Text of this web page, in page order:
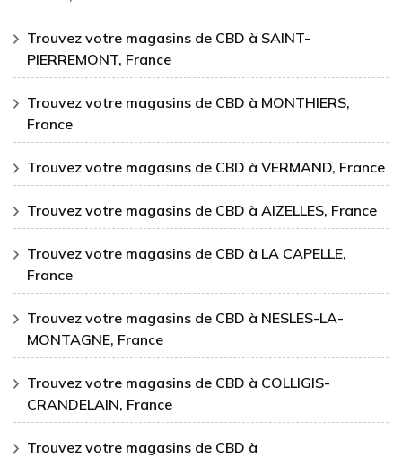
Trouvez votre magasins de CBD à SAINT-
PIERREMONT, France
Trouvez votre magasins de CBD à MONTHIERS,
France
Trouvez votre magasins de CBD à VERMAND, France
Trouvez votre magasins de CBD à AIZELLES, France
Trouvez votre magasins de CBD à LA CAPELLE,
France
Trouvez votre magasins de CBD à NESLES-LA-
MONTAGNE, France
Trouvez votre magasins de CBD à COLLIGIS-
CRANDELAIN, France
Trouvez votre magasins de CBD à